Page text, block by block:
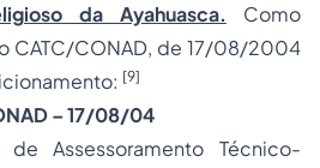
da Ayahuasca. Como
CATC/CONAD, de 17/08/2004
[9]
– 17/08/04
Assessoramento Técnico-